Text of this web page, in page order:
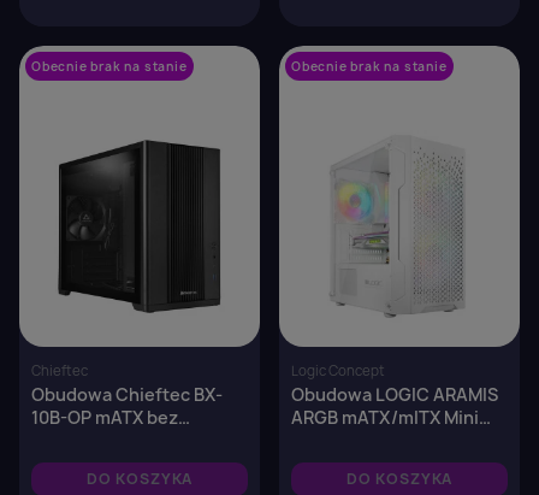
Obecnie brak na stanie
Chieftec
Obudowa Chieftec BX-
10B-OP mATX bez
DO KOSZYKA
Obecnie brak na stanie
Logic Concept
Obudowa LOGIC ARAMIS
ARGB mATX/mITX Mini
DO KOSZYKA